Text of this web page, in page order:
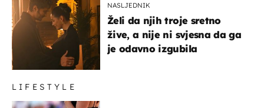
NASLJEDNIK
Želi da njih troje sretno
žive, a nije ni svjesna da ga
je odavno izgubila
LIFESTYLE